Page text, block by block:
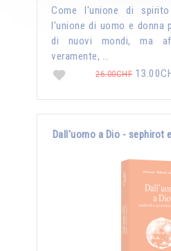
Come l'unione di
l'unione di uomo e donna
di nuovi mondi, ma
veramente, …
26.00CHF
Dall'uomo a Dio - sephirot